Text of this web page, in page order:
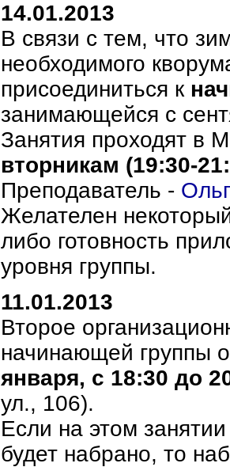
14.01.2013
В связи с тем, что
необходимого
присоединиться к
занимающейся с
Занятия проходят в
вторникам (19:30-
Преподаватель -
Желателен
либо готовность
уровня группы.
11.01.2013
Второе
начинающей группы
января, с 18:30 до
ул., 106).
Если на этом
будет набрано, то